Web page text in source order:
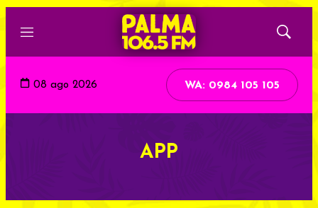
Menú
Mostrar
08 ago 2026 WA: 0984 105 105
APP